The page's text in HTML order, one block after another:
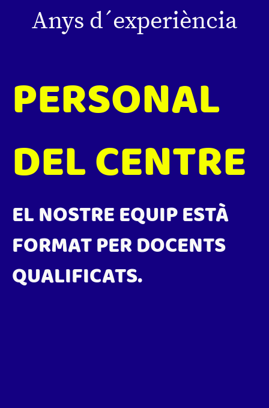
Anys d´experiència
PERSONAL
DEL CENTRE
EL NOSTRE EQUIP ESTÀ
FORMAT PER DOCENTS
QUALIFICATS.